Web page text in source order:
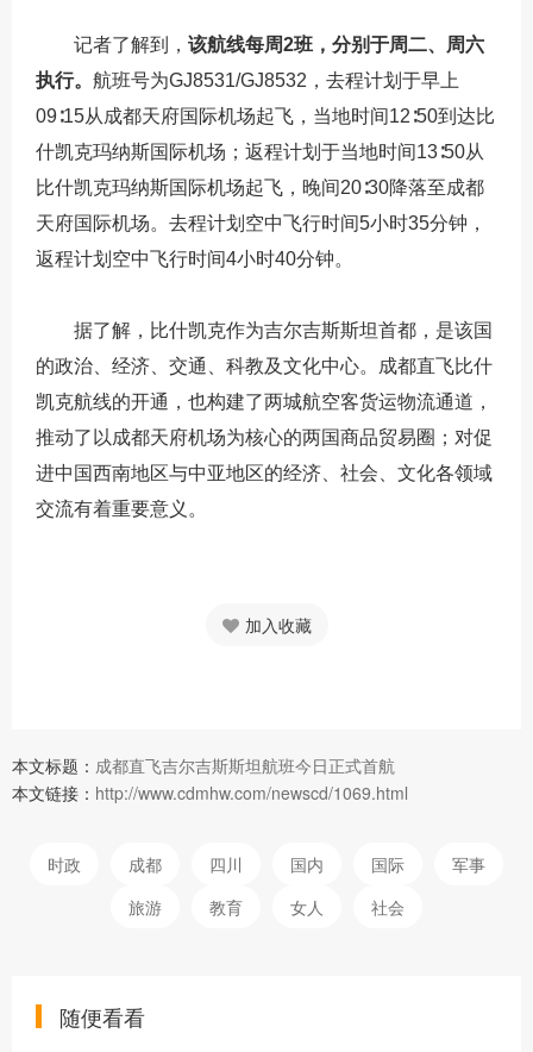
记者了解到， 该航线每周2班，分别于周二、周六
执行。 航班号为GJ8531/GJ8532，去程计划于早上
09∶15从成都天府国际机场起飞，当地时间12∶50到达比
什凯克玛纳斯国际机场；返程计划于当地时间13∶50从
比什凯克玛纳斯国际机场起飞，晚间20∶30降落至成都
天府国际机场。去程计划空中飞行时间5小时35分钟，
返程计划空中飞行时间4小时40分钟。
据了解，比什凯克作为吉尔吉斯斯坦首都，是该国
的政治、经济、交通、科教及文化中心。成都直飞比什
凯克航线的开通，也构建了两城航空客货运物流通道，
推动了以成都天府机场为核心的两国商品贸易圈；对促
进中国西南地区与中亚地区的经济、社会、文化各领域
交流有着重要意义。
加入收藏
本文标题： 成都直飞吉尔吉斯斯坦航班今日正式首航
本文链接： http://www.cdmhw.com/newscd/1069.html
时政 成都 四川 国内 国际
军事
旅游
教育 女人 社会
随便看看